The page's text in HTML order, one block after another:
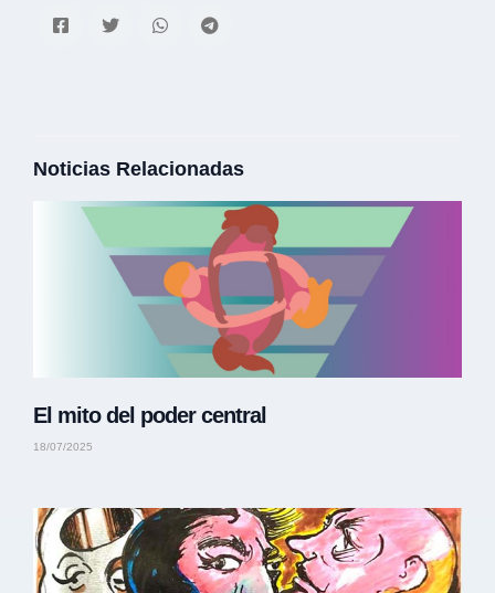
Noticias Relacionadas
El mito del poder central
18/07/2025